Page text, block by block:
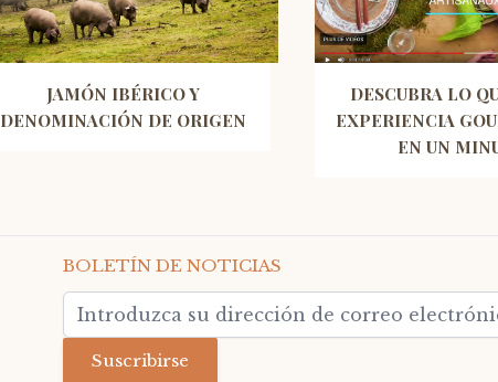
JAMÓN IBÉRICO Y
DENOMINACIÓN DE ORIGEN
DESCUBRA LO
EXPERIENCIA
EN UN
BOLETÍN DE NOTICIAS
Dirección de email
Suscribirse